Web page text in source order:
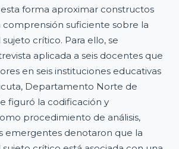
forma aproximar constructos
comprensión suficiente sobre la
crítico. Para ello, se
aplicada a seis docentes que
en seis instituciones educativas
Departamento Norte de
figuró la codificación y
procedimiento de análisis,
emergentes denotaron que la